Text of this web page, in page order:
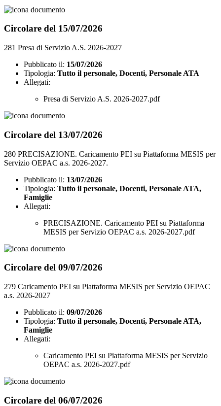
Circolare del 15/07/2026
281 Presa di Servizio A.S. 2026-2027
Pubblicato il: 15/07/2026
Tipologia: Tutto il personale, Docenti, Personale ATA
Allegati:
Presa di Servizio A.S. 2026-2027.pdf
Circolare del 13/07/2026
280 PRECISAZIONE. Caricamento PEI su Piattaforma MESIS per
Servizio OEPAC a.s. 2026-2027.
Pubblicato il: 13/07/2026
Tipologia: Tutto il personale, Docenti, Personale ATA,
Famiglie
Allegati:
PRECISAZIONE. Caricamento PEI su Piattaforma
MESIS per Servizio OEPAC a.s. 2026-2027.pdf
Circolare del 09/07/2026
279 Caricamento PEI su Piattaforma MESIS per Servizio OEPAC
a.s. 2026-2027
Pubblicato il: 09/07/2026
Tipologia: Tutto il personale, Docenti, Personale ATA,
Famiglie
Allegati:
Caricamento PEI su Piattaforma MESIS per Servizio
OEPAC a.s. 2026-2027.pdf
Circolare del 06/07/2026